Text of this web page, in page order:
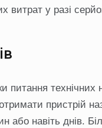
витрат у разі
питання технічних
пристрій
або навіть днів.